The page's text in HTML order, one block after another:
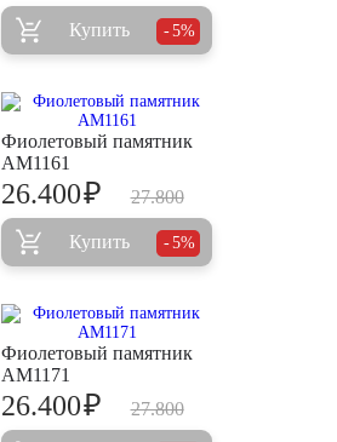
Купить 5%
Фиолетовый памятник
AM1161
27.800
26.400₽
Купить 5%
Фиолетовый памятник
AM1171
27.800
26.400₽